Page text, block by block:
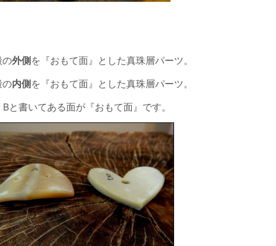
の外側を『おもて面』とした真珠層パーツ。
の内側を『おもて面』とした真珠層パーツ。
Bと書いてある面が『おもて面』です。